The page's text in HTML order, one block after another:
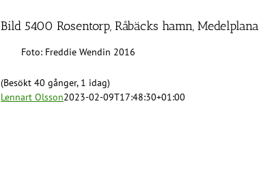
Bild 5400 Rosentorp, Råbäcks hamn, Medelplana
Foto: Freddie Wendin 2016
(Besökt 40 gånger, 1 idag)
Lennart Olsson2023-02-09T17:48:30+01:00